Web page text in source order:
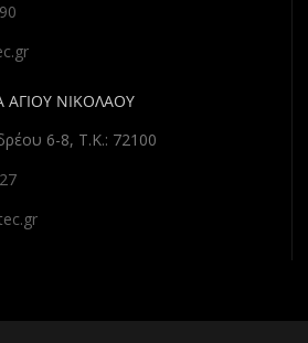
ΝΙΚΟΛΑΟΥ
6-8, Τ.Κ.: 72100